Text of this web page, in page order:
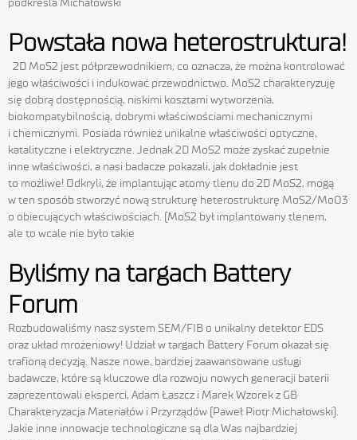
podkreśla Michałowski
Powstała nowa heterostruktura!
2D MoS2 jest półprzewodnikiem, co oznacza, że można kontrolować
jego właściwości i indukować przewodnictwo. MoS2 charakteryzuję
się dobrą dostępnością, niskimi kosztami wytworzenia,
biokompatybilnością, dobrymi właściwościami mechanicznymi
i chemicznymi. Posiada również unikalne właściwości optyczne,
katalityczne i elektryczne. Jednak 2D MoS2 może zyskać zupełnie
inne właściwości, a nasi badacze pokazali, jak dokładnie jest
to możliwe! Odkryli, że implantując atomy tlenu do 2D MoS2, mogą
w ten sposób stworzyć nową strukturę heterostrukturę MoS2/MoO3
o obiecujących właściwościach. (MoS2 był implantowany tlenem,
ale to wcale nie było takie
Byliśmy na targach Battery
Forum
Rozbudowaliśmy nasz system SEM/FIB o unikalny detektor EDS
oraz układ mrożeniowy! Udział w targach Battery Forum okazał się
trafioną decyzją. Nasze nowe, bardziej zaawansowane usługi
badawcze, które są kluczowe dla rozwoju nowych generacji baterii
zaprezentowali eksperci, Adam Łaszcz i Marek Wzorek z GB
Charakteryzacja Materiałów i Przyrządów (Paweł Piotr Michałowski).
Jakie inne innowacje technologiczne są dla Was najbardziej